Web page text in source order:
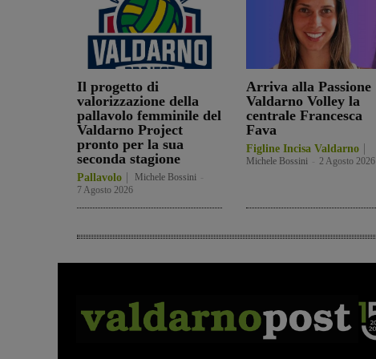
Il progetto di
valorizzazione della
pallavolo femminile del
Valdarno Project
pronto per la sua
seconda stagione
Pallavolo Michele Bossini
7 Agosto 2026
Arriva alla Passione
Valdarno Volley la
centrale Francesca
Fava
Figline Incisa Valdarno
Michele Bossini 2 Agosto 2026